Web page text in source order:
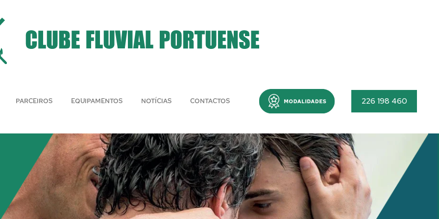
PARCEIROS EQUIPAMENTOS NOTÍCIAS CONTACTOS Menu 226 198 460